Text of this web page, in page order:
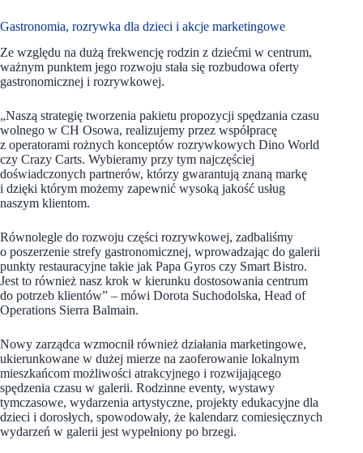
Gastronomia, rozrywka dla dzieci i akcje marketingowe
Ze względu na dużą frekwencję rodzin z dziećmi w centrum,
ważnym punktem jego rozwoju stała się rozbudowa oferty
gastronomicznej i rozrywkowej.
„Naszą strategię tworzenia pakietu propozycji spędzania czasu
wolnego w CH Osowa, realizujemy przez współpracę
z operatorami rożnych konceptów rozrywkowych Dino World
czy Crazy Carts. Wybieramy przy tym najczęściej
doświadczonych partnerów, którzy gwarantują znaną markę
i dzięki którym możemy zapewnić wysoką jakość usług
naszym klientom.
Równolegle do rozwoju części rozrywkowej, zadbaliśmy
o poszerzenie strefy gastronomicznej, wprowadzając do galerii
punkty restauracyjne takie jak Papa Gyros czy Smart Bistro.
Jest to również nasz krok w kierunku dostosowania centrum
do potrzeb klientów” – mówi Dorota Suchodolska, Head of
Operations Sierra Balmain.
Nowy zarządca wzmocnił również działania marketingowe,
ukierunkowane w dużej mierze na zaoferowanie lokalnym
mieszkańcom możliwości atrakcyjnego i rozwijającego
spędzenia czasu w galerii. Rodzinne eventy, wystawy
tymczasowe, wydarzenia artystyczne, projekty edukacyjne dla
dzieci i dorosłych, spowodowały, że kalendarz comiesięcznych
wydarzeń w galerii jest wypełniony po brzegi.